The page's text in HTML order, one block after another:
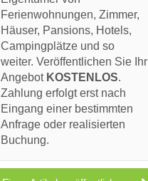
Ferienwohnungen, Zimmer,
Häuser, Pansions, Hotels,
Campingplätze und so
weiter. Veröffentlichen Sie Ihr
Angebot KOSTENLOS.
Zahlung erfolgt erst nach
Eingang einer bestimmten
Anfrage oder realisierten
Buchung.